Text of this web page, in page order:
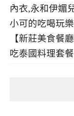
【新莊美食餐
吃泰國料理套餐